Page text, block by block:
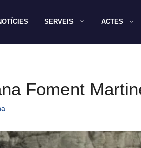
SERVEIS ACTES
Foment